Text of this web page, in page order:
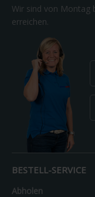
Wir sind von Montag
erreichen.
BESTELL-SERVICE
Abholen